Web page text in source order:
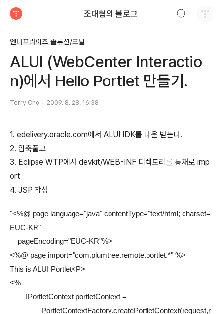
조대협의 블로그
엔터프라이즈 솔루션/포탈
ALUI (WebCenter Interactio
n)에서 Hello Portlet 만들기.
Terry Cho 2009. 8. 28. 16:38
1. edelivery.oracle.com에서 ALUI IDK를 다운 받는다.
2. 압축풀고
3. Eclipse WTP에서 devkit/WEB-INF 디렉토리를 통채로 imp
ort
4. JSP 작성
"<%@ page language="java" contentType="text/html; charset=
EUC-KR"
pageEncoding="EUC-KR"%>
<%@ page import="com.plumtree.remote.portlet.*" %>
This is ALUI Portlet<P>
<%
IPortletContext portletContext =
PortletContextFactory.createPortletContext(request,r